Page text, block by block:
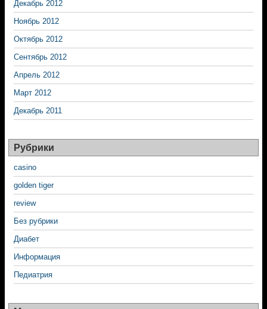
Декабрь 2012
Ноябрь 2012
Октябрь 2012
Сентябрь 2012
Апрель 2012
Март 2012
Декабрь 2011
Рубрики
casino
golden tiger
review
Без рубрики
Диабет
Информация
Педиатрия